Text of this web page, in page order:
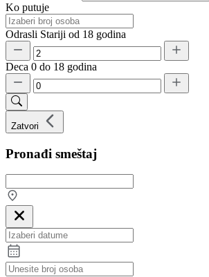
Ko putuje
Odrasli Stariji od 18 godina
Deca 0 do 18 godina
Zatvori
Pronađi smeštaj